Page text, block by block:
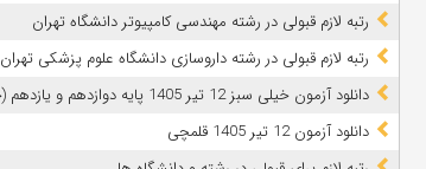
رتبه لازم قبولی در رشته مهندسی کامپیوتر دانشگاه تهران
رتبه لازم قبولی در رشته داروسازی دانشگاه علوم پزشکی تهران
دانلود آزمون خیلی سبز 12 تیر 1405 پایه دوازدهم و یازدهم (جامع دوم)
دانلود آزمون 12 تیر 1405 قلمچی